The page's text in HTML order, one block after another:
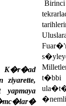
t�bbi